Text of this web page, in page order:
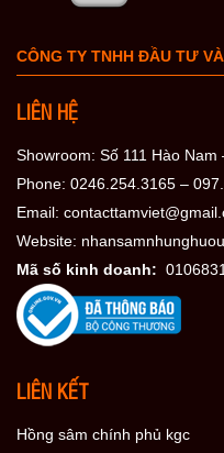
CÔNG TY TNHH ĐẦU TƯ
LIÊN HỆ
Showroom: Số 111 Hào
Phone: 0246.254.3165 –
Email:
Website:
Mã số kinh doanh:
LIÊN KẾT
Hồng sâm chính phủ kgc